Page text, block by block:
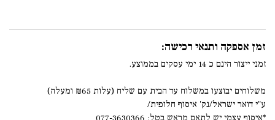
זמן אספקה ותנאי רכישה:
זמני ייצור הינם כ 14 ימי עסקים בממוצע.
משלוחים יבוצעו במשלוח עד הבית עם שליח (עלות ₪65 ומעלה)
ע"י דואר ישראל/נק' איסוף חלופית/